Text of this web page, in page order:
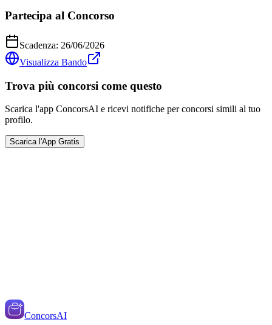
Partecipa al Concorso
Scadenza: 26/06/2026
Visualizza Bando
Trova più concorsi come questo
Scarica l'app ConcorsAI e ricevi notifiche per concorsi simili al tuo
profilo.
Scarica l'App Gratis
ConcorsAI